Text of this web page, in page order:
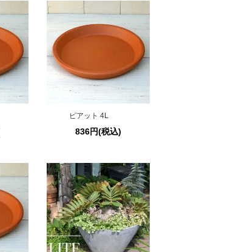
ピアット 4L
836円(税込)